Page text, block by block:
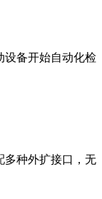
设备开始自动化检
多种外扩接口，无